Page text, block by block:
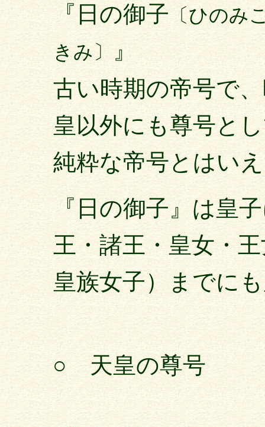
『日の御子〔ひのみ
きみ〕 』
古い時期の帝号で
皇以外にも尊号と
純粋な帝号とはい
『日の御子』は皇
王・諸王・皇女・
皇族女子）までに
○ 天皇の尊号